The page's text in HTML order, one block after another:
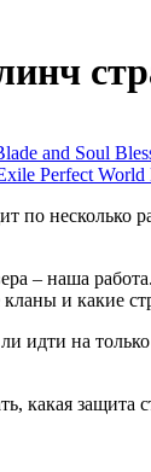
and Soul
Perfect World
несколько
– наша
и какие
идти на
какая